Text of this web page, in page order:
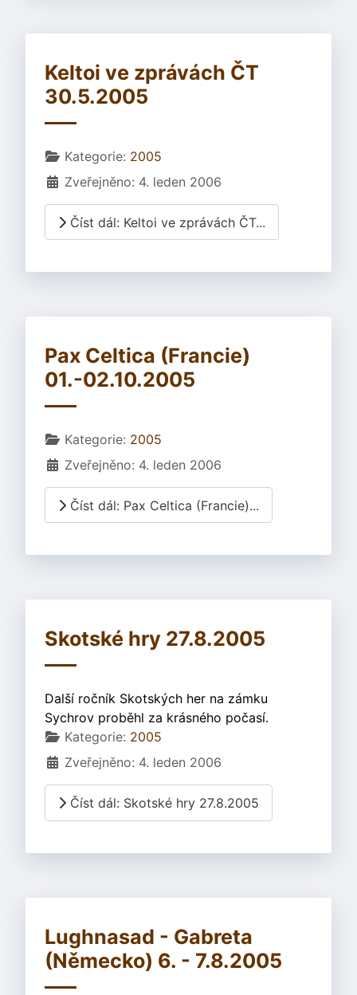
Keltoi ve zprávách ČT
30.5.2005
Základní údaje
Kategorie: 2005
Zveřejněno: 4. leden 2006
Číst dál: Keltoi ve zprávách ČT...
Pax Celtica (Francie)
01.-02.10.2005
Základní údaje
Kategorie: 2005
Zveřejněno: 4. leden 2006
Číst dál: Pax Celtica (Francie)...
Skotské hry 27.8.2005
Další ročník Skotských her na zámku
Sychrov proběhl za krásného počasí.
Základní údaje
Kategorie: 2005
Zveřejněno: 4. leden 2006
Číst dál: Skotské hry 27.8.2005
Lughnasad - Gabreta
(Německo) 6. - 7.8.2005